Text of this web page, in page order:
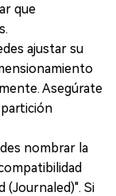
que
ajustar su
Asegúrate
nombrar la
(Journaled)". Si